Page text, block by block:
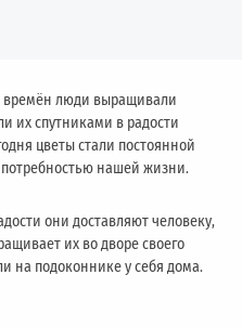
времён люди выращивали
их спутниками в радости
цветы стали постоянной
нашей жизни.
они доставляют человеку,
их во дворе своего
на подоконнике у себя дома.